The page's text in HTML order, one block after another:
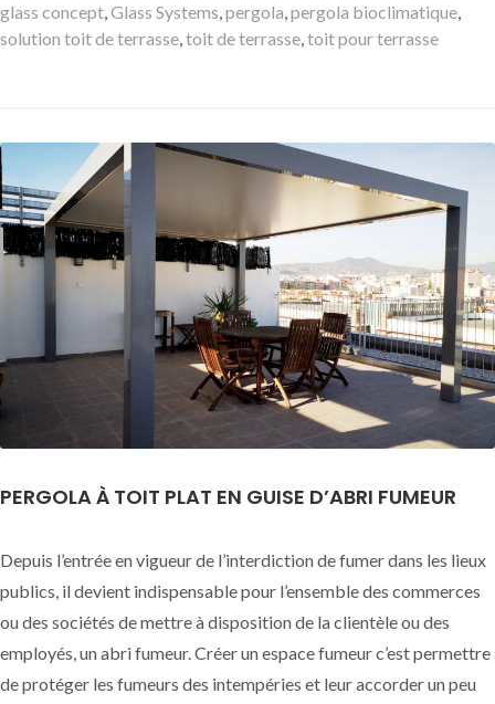
clés
glass concept,Glass Systems,pergola,pergola bioclimatique,
solution toit de terrasse,toit de terrasse,toit pour terrasse
PERGOLA À TOIT PLAT EN GUISE D’ABRI FUMEUR
Depuis l’entrée en vigueur de l’interdiction de fumer dans les lieux
publics, il devient indispensable pour l’ensemble des commerces
ou des sociétés de mettre à disposition de la clientèle ou des
employés, un abri fumeur. Créer un espace fumeur c’est permettre
de protéger les fumeurs des intempéries et leur accorder un peu